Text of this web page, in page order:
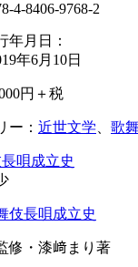
4-8406-9768-2
年月日：
年6月10日
円＋税
ー： 近世文学 歌
伎長唄成立史
修・漆﨑まり著